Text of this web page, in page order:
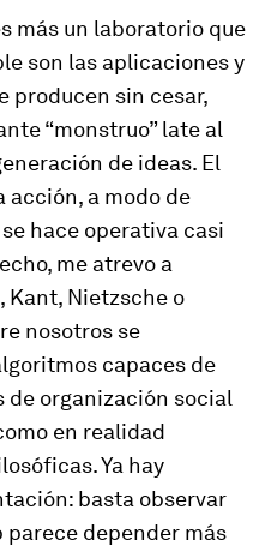
más un laboratorio que
son las aplicaciones y
producen sin cesar,
“monstruo” late al
de ideas. El
acción, a modo de
hace operativa casi
me atrevo a
Kant, Nietzsche o
nosotros se
capaces de
de organización social
en realidad
Ya hay
basta observar
parece depender más